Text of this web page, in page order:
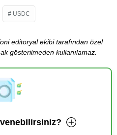
USDC
editoryal ekibi tarafından özel
gösterilmeden kullanılamaz.